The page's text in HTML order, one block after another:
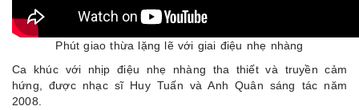
Phút giao thừa lặng lẽ với giai điệu nhẹ nhàng
Ca khúc với nhịp điệu nhẹ nhàng tha thiết và truyền cảm
hứng, được nhạc sĩ Huy Tuấn và Anh Quân sáng tác năm
2008.